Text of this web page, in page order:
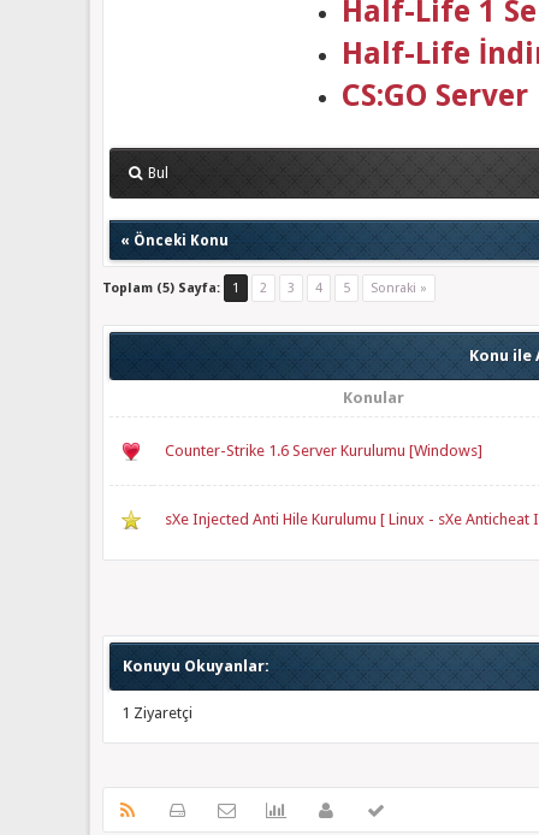
Half-Life 1
Half-Life
CS:GO
Bul
« Önceki Konu
Toplam (5) Sayfa: 1 2 3 4 5 Sonraki »
Konu ile
Konular
Counter-Strike 1.6 Server Kurulumu [Windows]
sXe Injected Anti Hile Kurulumu [ Linux - sXe Anticheat
Konuyu Okuyanlar:
1 Ziyaretçi